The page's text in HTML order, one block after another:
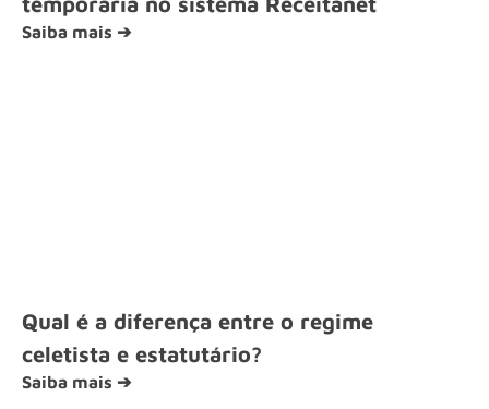
Saiba mais ➔
Qual é a diferença entre o regime
celetista e estatutário?
Saiba mais ➔